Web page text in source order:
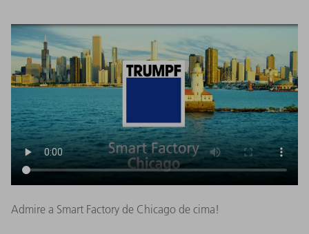
Admire a Smart Factory de Chicago de cima!